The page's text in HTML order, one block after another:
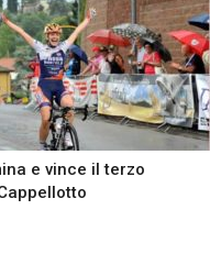
e vince il terzo